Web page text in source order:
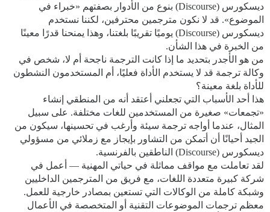
ديسكورس (Discourse) بنوع من الأدوار بصفتهم «خبراء في
الموضوع». قد لا نكون مترجمين محترفين، لكننا نستخدم
ديسكورس (Discourse) يوميًا تقريبًا بلغتنا، وهذا يمنحنا قدرًا معينًا
من الخبرة في هذا الشأن.
من هو الأجدر بتحديد ما إذا كانت الترجمة ناجحة أم لا، شخص في
وكالة ترجمة قد لا يستخدم الأداة فعليًا، أم المستخدمون النشطون
للأداة بلغة معينة؟
هذا أحد الأسباب التي تجعلني أعتقد أنه من المنطقي إنشاء
«تجمعات» صغيرة من المستخدمين للغات مختلفة. على سبيل
المثال، عندما أواجه ترجمة سيئة وأرغب في تحسينها، سيكون من
الجيد أحيانًا أن أتمكن من التشاور بإيجاز مع زملائي من مسؤولي
ديسكورس (Discourse) الناطقين بالفرنسية.
لقد تعاملت مع مواقف مماثلة في حياتي المهنية — أعمل في
شركة كبيرة متعددة اللغات، مع فريق من المترجمين الداخليين
وشبكة كاملة من الوكالات التي تستعين بمصادر خارجية للعمل.
معظم ترجمات الموضوعات التقنية أو المتخصصة في الأعمال